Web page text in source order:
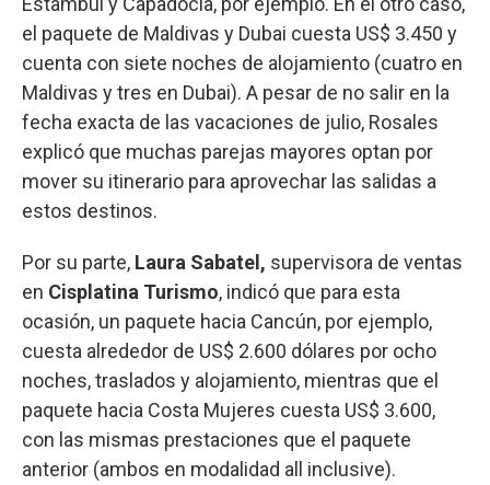
el paquete de Maldivas y Dubai cuesta US$ 3.450 y
cuenta con siete noches de alojamiento (cuatro en
Maldivas y tres en Dubai). A pesar de no salir en la
fecha exacta de las vacaciones de julio, Rosales
explicó que muchas parejas mayores optan por
mover su itinerario para aprovechar las salidas a
estos destinos.
Por su parte, Laura Sabatel, supervisora de ventas
en Cisplatina Turismo, indicó que para esta
ocasión, un paquete hacia Cancún, por ejemplo,
cuesta alrededor de US$ 2.600 dólares por ocho
noches, traslados y alojamiento, mientras que el
paquete hacia Costa Mujeres cuesta US$ 3.600,
con las mismas prestaciones que el paquete
anterior (ambos en modalidad all inclusive).